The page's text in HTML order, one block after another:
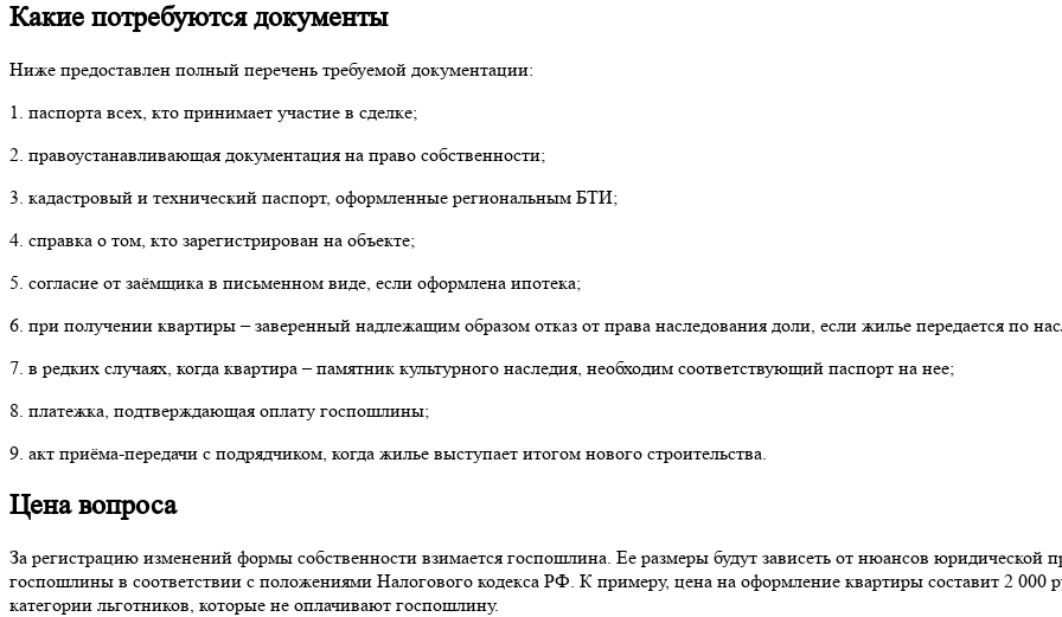
Какие потребуются документы
Ниже предоставлен полный перечень требуемой документации:
1. паспорта всех, кто принимает участие в сделке;
2. правоустанавливающая документация на право собственности;
3. кадастровый и технический паспорт, оформленные региональным БТИ;
4. справка о том, кто зарегистрирован на объекте;
5. согласие от заёмщика в письменном виде, если оформлена ипотека;
6. при получении квартиры – заверенный надлежащим образом отказ от права наследования доли, если жилье передается по
7. в редких случаях, когда квартира – памятник культурного наследия, необходим соответствующий паспорт на нее;
8. платежка, подтверждающая оплату госпошлины;
9. акт приёма-передачи с подрядчиком, когда жилье выступает итогом нового строительства.
Цена вопроса
За регистрацию изменений формы собственности взимается госпошлина. Ее размеры будут зависеть от нюансов юридической
госпошлины в соответствии с положениями Налогового кодекса РФ. К примеру, цена на оформление квартиры составит 2 000
категории льготников, которые не оплачивают госпошлину.